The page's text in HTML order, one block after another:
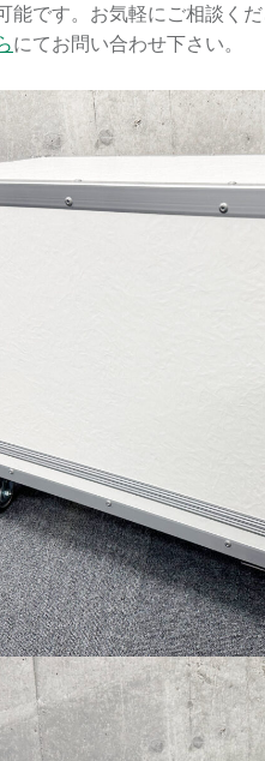
能です。お気軽にご相談くだ
にてお問い合わせ下さい。